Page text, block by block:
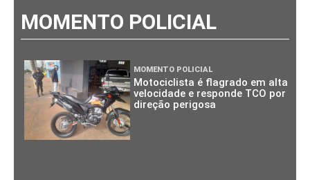
MOMENTO POLICIAL
MOMENTO POLICIAL
Motociclista é flagrado em alta
velocidade e responde TCO por
direção perigosa